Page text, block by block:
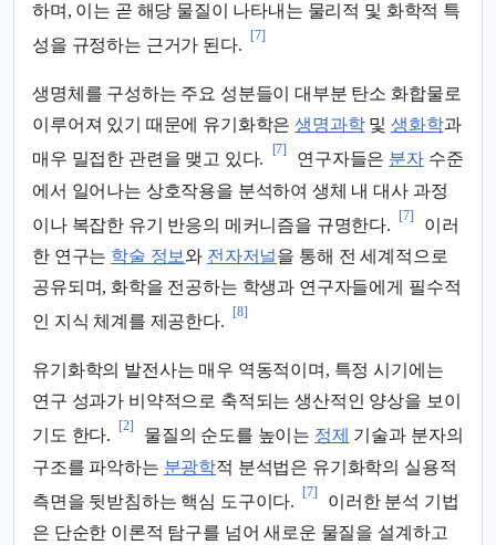
하며, 이는 곧 해당 물질이 나타내는 물리적 및 화학적 특
성을 규정하는 근거가 된다.
[7]
생명체를 구성하는 주요 성분들이 대부분 탄소 화합물로
이루어져 있기 때문에 유기화학은생명과학및생화학과
매우 밀접한 관련을 맺고 있다.
[7]
연구자들은 분자수준
에서 일어나는 상호작용을 분석하여 생체 내 대사 과정
이나 복잡한 유기 반응의 메커니즘을 규명한다.
[7]
이러
한 연구는 학술 정보 와 전자저널을 통해 전 세계적으로
공유되며, 화학을 전공하는 학생과 연구자들에게 필수적
인 지식 체계를 제공한다.
[8]
유기화학의 발전사는 매우 역동적이며, 특정 시기에는
연구 성과가 비약적으로 축적되는 생산적인 양상을 보이
기도 한다.
[2]
물질의 순도를 높이는 정제 기술과 분자의
구조를 파악하는 분광학적 분석법은 유기화학의 실용적
측면을 뒷받침하는 핵심 도구이다.
[7]
이러한 분석 기법
은 단순한 이론적 탐구를 넘어 새로운 물질을 설계하고